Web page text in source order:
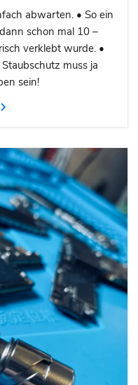
abwarten. • So ein
schon mal 10 –
verklebt wurde. •
muss ja
sein!